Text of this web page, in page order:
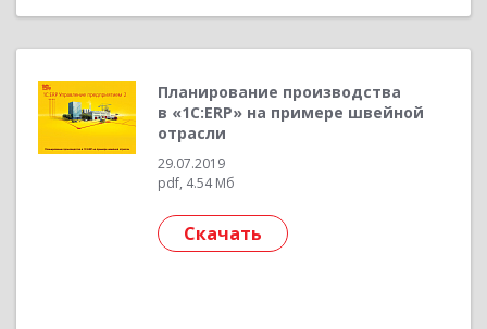
Планирование производства
в «1С:ERP» на примере швейной
отрасли
29.07.2019
pdf, 4.54 Мб
Скачать